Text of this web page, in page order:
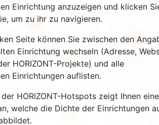
Einrichtung anzuzeigen und klicken
um zu ihr zu navigieren.
Seite können Sie zwischen den
Einrichtung wechseln (Adresse,
HORIZONT-Projekte) und alle
Einrichtungen auflisten.
HORIZONT-Hotspots zeigt Ihnen eine
welche die Dichte der Einrichtungen
13
64
794
7527